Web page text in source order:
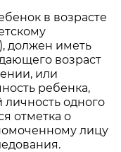
в возрасте
должен иметь
возраст
или
ребенка,
одного
отметка о
лицу